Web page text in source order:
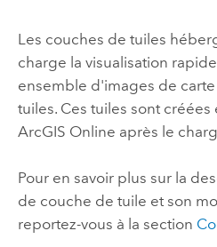
Les couches de tuiles
charge la visualisation
ensemble d'images de
tuiles. Ces tuiles sont créées
ArcGIS Online après le
Pour en savoir plus sur la
de couche de tuile et son
reportez-vous à la section